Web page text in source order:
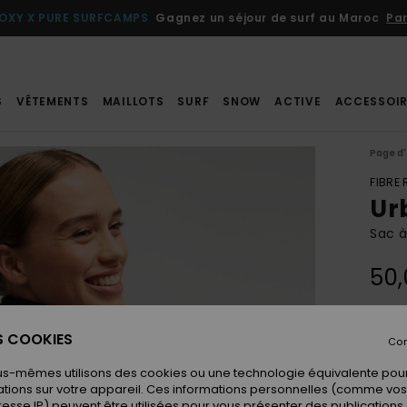
X PURE SURFCAMPS Gagnez un séjour de surf au Maroc
VÊTEMENTS MAILLOTS SURF SNOW ACTIVE
Page
FIBRE
Sac
COOKIES
mêmes utilisons des cookies ou une technologie équivalente
sur votre appareil. Ces informations personnelles (comme